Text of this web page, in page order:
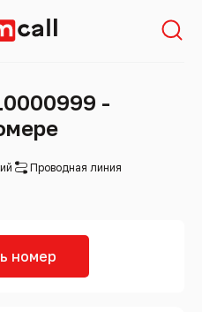
-
Проводная линия
номер